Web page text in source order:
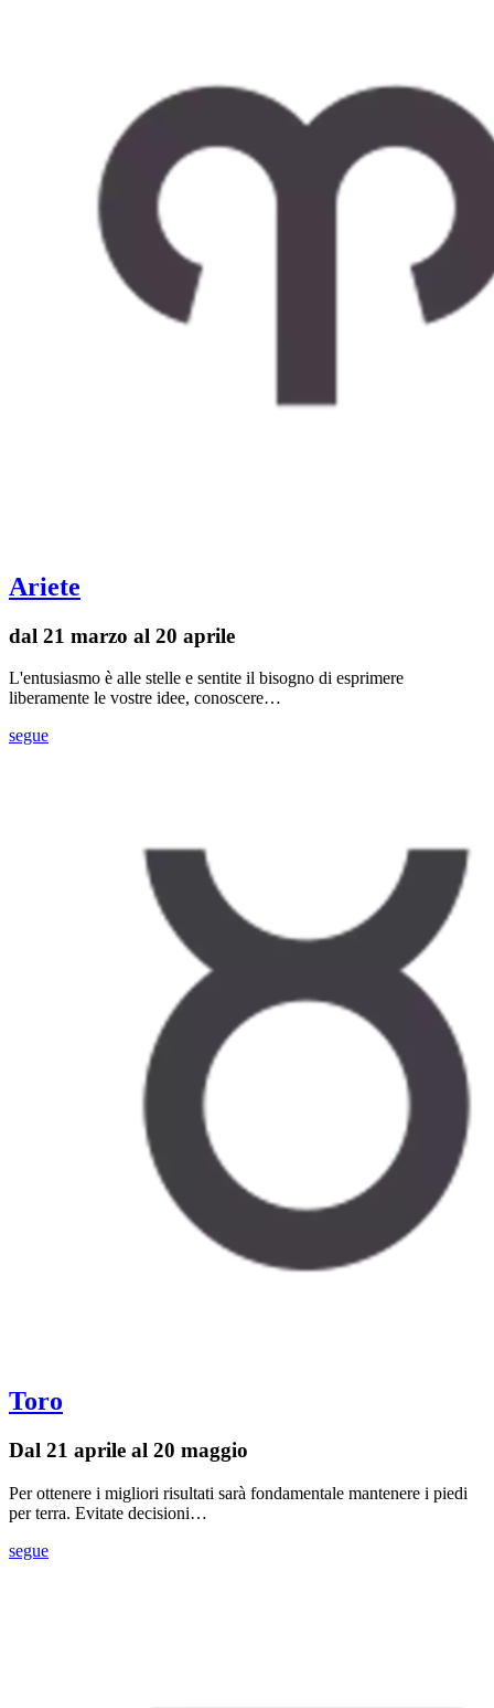
Ariete
dal 21 marzo al 20 aprile
L'entusiasmo è alle stelle e sentite il bisogno di esprimere
liberamente le vostre idee, conoscere…
segue
Toro
Dal 21 aprile al 20 maggio
Per ottenere i migliori risultati sarà fondamentale mantenere i piedi
per terra. Evitate decisioni…
segue